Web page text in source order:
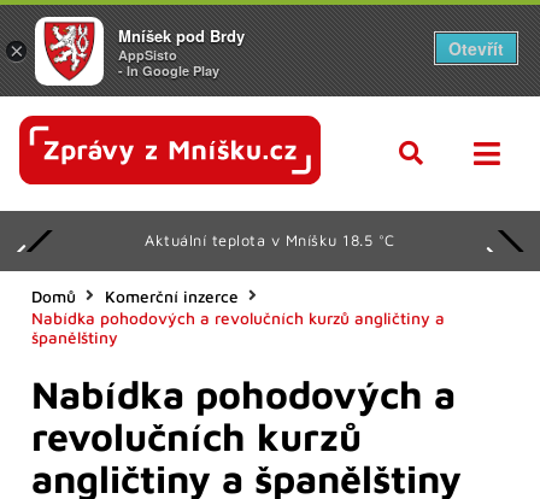
Aktuální teplota v Mníšku 18.5 °C
Domů
Komerční inzerce
Nabídka pohodových a revolučních kurzů angličtiny a
španělštiny
Nabídka pohodových a
revolučních kurzů
angličtiny a španělštiny
×
Mníšek pod Brdy
AppSisto
- In Google Play
Otevřít